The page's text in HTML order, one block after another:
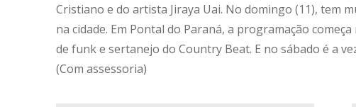
Cristiano e do artista Jiraya Uai. No domingo (11), tem
na cidade. Em Pontal do Paraná, a programação
de funk e sertanejo do Country Beat. E no sábado é a
(Com assessoria)